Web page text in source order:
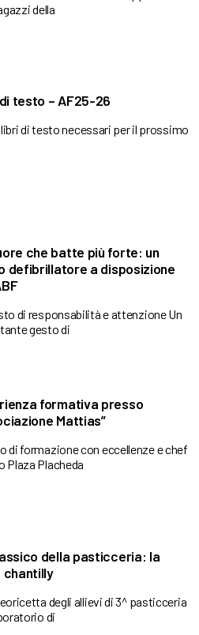
della
testo – AF25-26
di testo necessari per il prossimo
che batte più forte: un
defibrillatore a disposizione
di responsabilità e attenzione Un
gesto di
formativa presso
Mattias”
di formazione con eccellenze e chef
Plaza Placheda
della pasticceria: la
degli allievi di 3^ pasticceria
di